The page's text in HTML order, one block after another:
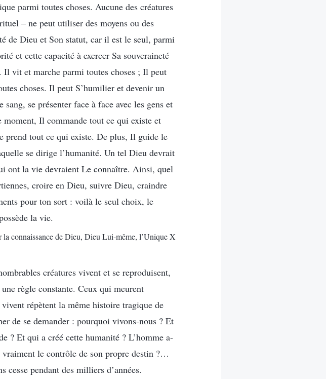
parmi toutes choses. Aucune des créatures
– ne peut utiliser des moyens ou des
de Dieu et Son statut, car il est le seul, parmi
et cette capacité à exercer Sa souveraineté
vit et marche parmi toutes choses ; Il peut
choses. Il peut S’humilier et devenir un
se présenter face à face avec les gens et
moment, Il commande tout ce qui existe et
prend tout ce qui existe. De plus, Il guide le
se dirige l’humanité. Un tel Dieu devrait
ont la vie devraient Le connaître. Ainsi, quel
croire en Dieu, suivre Dieu, craindre
pour ton sort : voilà le seul choix, le
la vie.
connaissance de Dieu, Dieu Lui-même, l’Unique X
créatures vivent et se reproduisent,
règle constante. Ceux qui meurent
répètent la même histoire tragique de
de se demander : pourquoi vivons-nous ? Et
? Et qui a créé cette humanité ? L’homme a-
le contrôle de son propre destin ?…
cesse pendant des milliers d’années.